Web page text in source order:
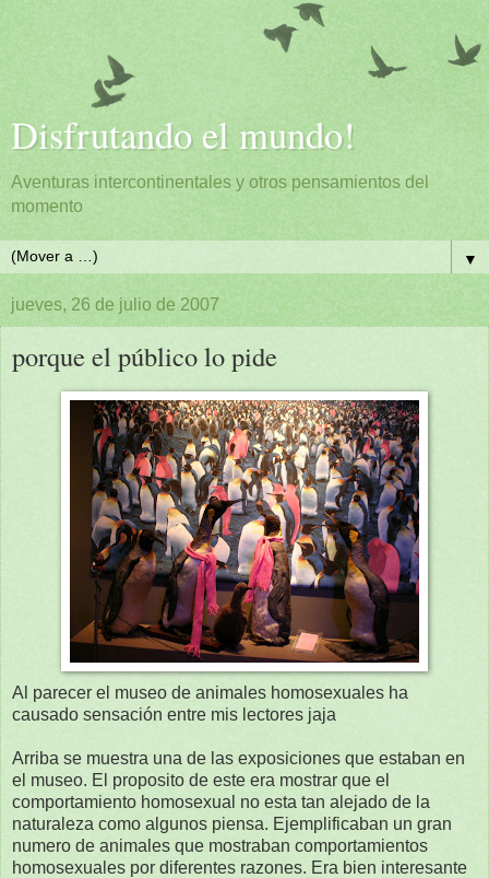
Disfrutando el mundo!
Aventuras intercontinentales y otros pensamientos del
momento
▼
jueves, 26 de julio de 2007
porque el público lo pide
Al parecer el museo de animales homosexuales ha
causado sensación entre mis lectores jaja
Arriba se muestra una de las exposiciones que estaban en
el museo. El proposito de este era mostrar que el
comportamiento homosexual no esta tan alejado de la
naturaleza como algunos piensa. Ejemplificaban un gran
numero de animales que mostraban comportamientos
homosexuales por diferentes razones. Era bien interesante